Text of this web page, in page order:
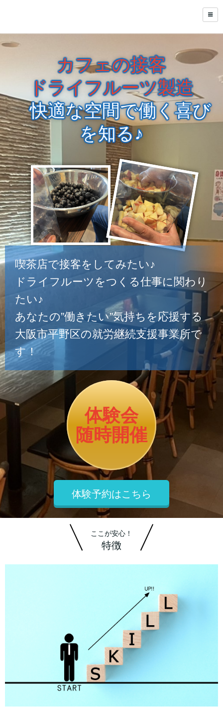
カフェの接客
ドライフルーツ製造
快適な空間で働く喜び
を知る♪
喫茶店で接客をしてみたい♪
ドライフルーツをつくる仕事に関わり
たい♪
あなたの”働きたい”気持ちを応援する
大阪市平野区の就労継続支援事業所で
す！
体験会
随時開催
体験予約はこちら
ここが安心！
特徴